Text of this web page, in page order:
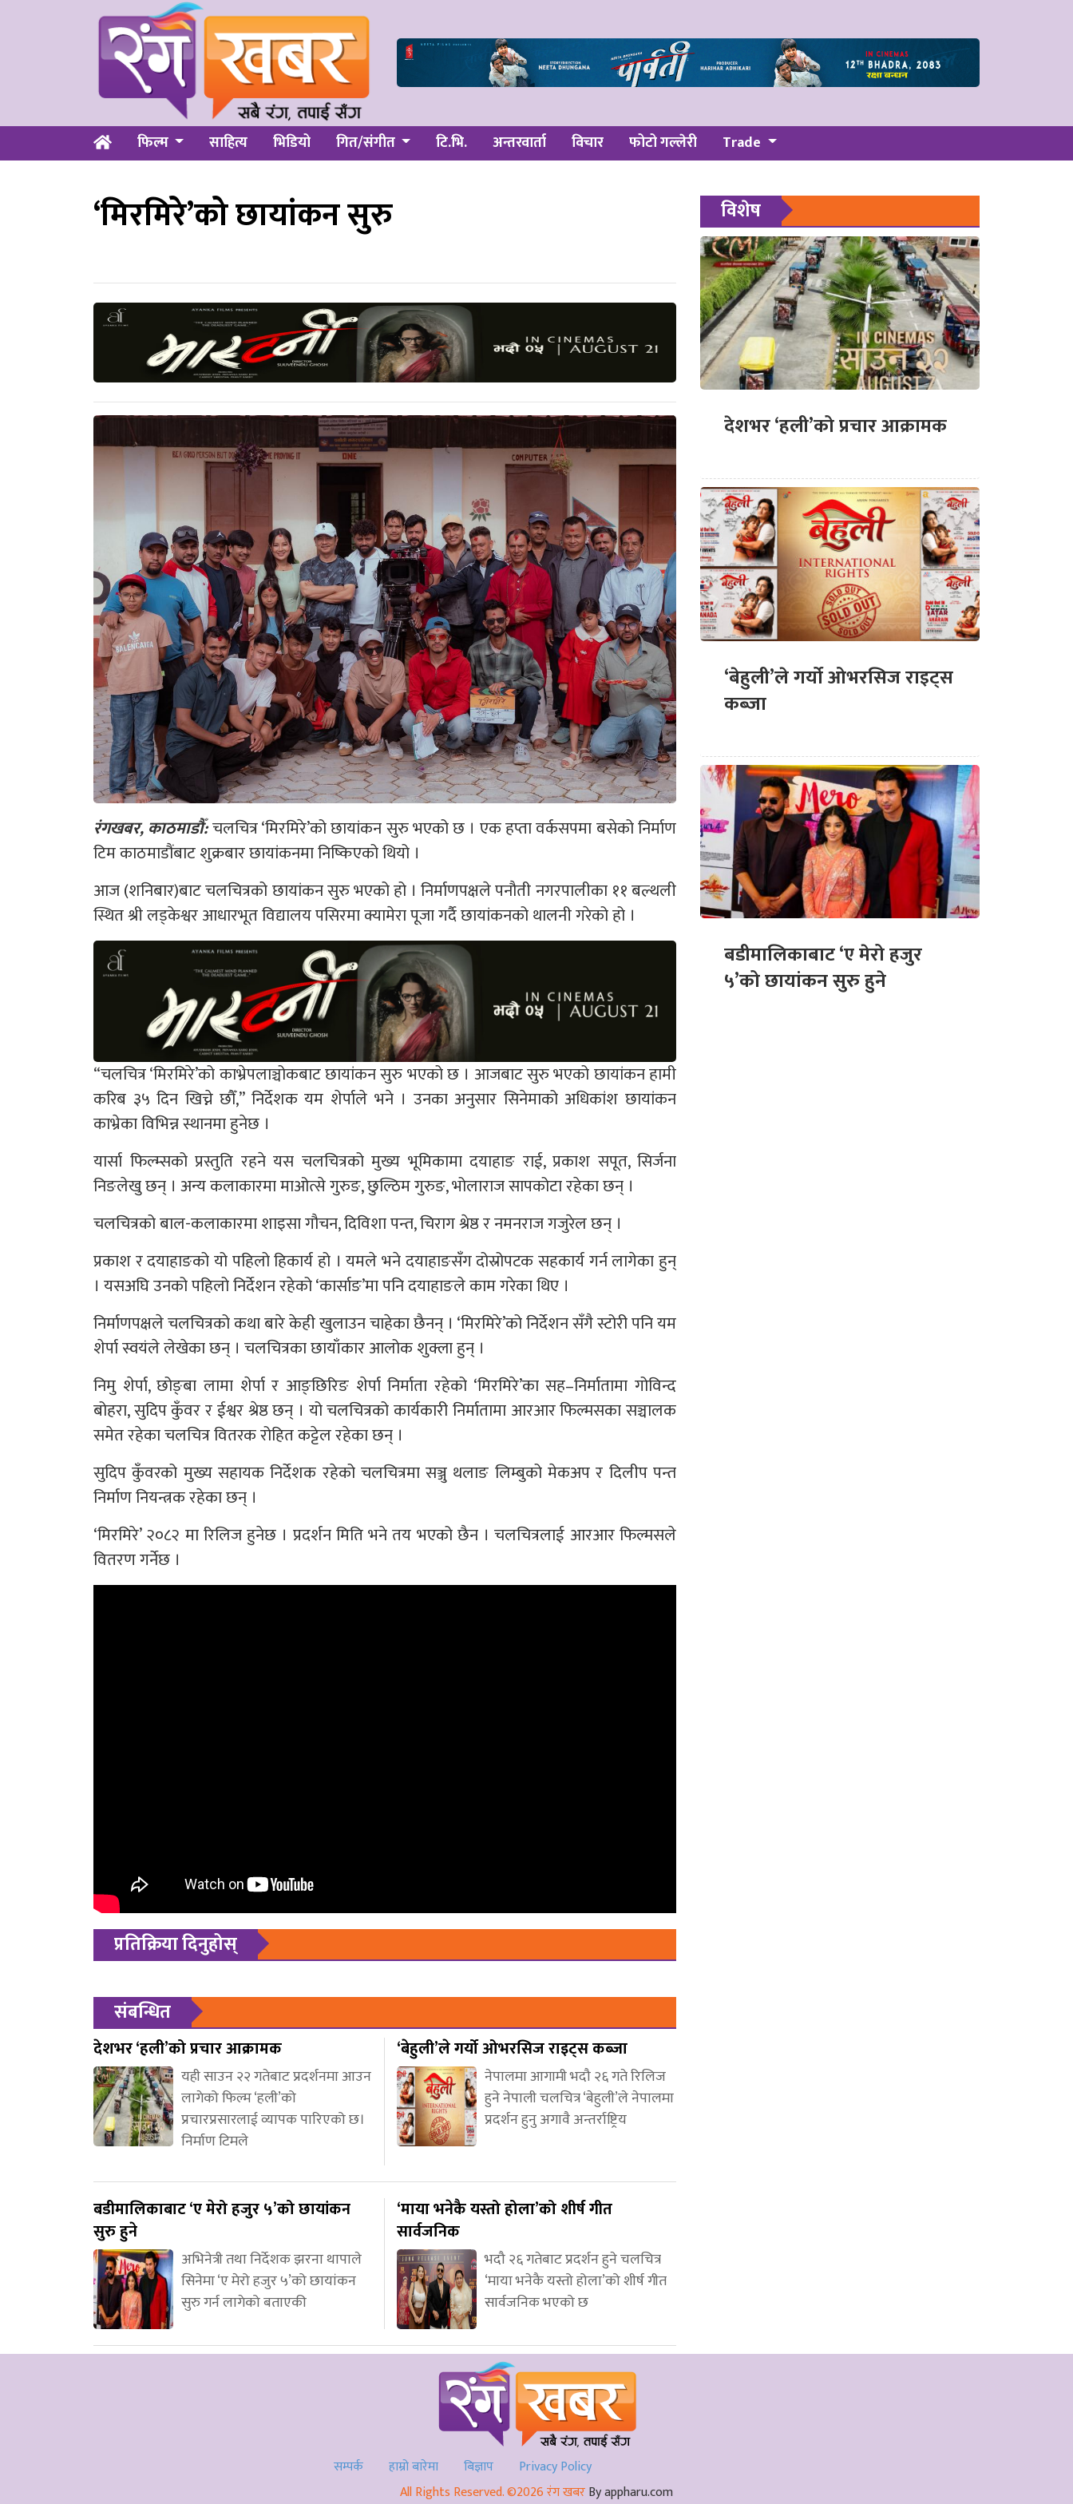
फिल्म साहित्य भिडियो गित/संगीत टि.भि. अन्तरवार्ता विचार फोटो गल्लेरी Trade
‘मिरमिरे’को छायांकन सुरु
रंगखबर, काठमाडौँ:चलचित्र ‘मिरमिरे’को छायांकन सुरु भएको छ । एक हप्ता वर्कसपमा बसेको निर्माण
टिम काठमाडौंबाट शुक्रबार छायांकनमा निष्किएको थियो ।
आज (शनिबार)बाट चलचित्रको छायांकन सुरु भएको हो । निर्माणपक्षले पनौती नगरपालीका ११ बल्थली
स्थित श्री लड्केश्वर आधारभूत विद्यालय पसिरमा क्यामेरा पूजा गर्दै छायांकनको थालनी गरेको हो ।
“चलचित्र ‘मिरमिरे’को काभ्रेपलाञ्चोकबाट छायांकन सुरु भएको छ । आजबाट सुरु भएको छायांकन हामी
करिब ३५ दिन खिच्ने छौँ,” निर्देशक यम शेर्पाले भने । उनका अनुसार सिनेमाको अधिकांश छायांकन
काभ्रेका विभिन्न स्थानमा हुनेछ ।
यार्सा फिल्म्सको प्रस्तुति रहने यस चलचित्रको मुख्य भूमिकामा दयाहाङ राई, प्रकाश सपूत, सिर्जना
निङलेखु छन् । अन्य कलाकारमा माओत्से गुरुङ, छुल्ठिम गुरुङ, भोलाराज सापकोटा रहेका छन् ।
चलचित्रको बाल-कलाकारमा शाइसा गौचन, दिविशा पन्त, चिराग श्रेष्ठ र नमनराज गजुरेल छन् ।
प्रकाश र दयाहाङको यो पहिलो हिकार्य हो । यमले भने दयाहाङसँग दोस्रोपटक सहकार्य गर्न लागेका हुन्
। यसअघि उनको पहिलो निर्देशन रहेको ‘कार्साङ’मा पनि दयाहाङले काम गरेका थिए ।
निर्माणपक्षले चलचित्रको कथा बारे केही खुलाउन चाहेका छैनन् । ‘मिरमिरे’को निर्देशन सँगै स्टोरी पनि यम
शेर्पा स्वयंले लेखेका छन् । चलचित्रका छायाँकार आलोक शुक्ला हुन् ।
निमु शेर्पा, छोङ्बा लामा शेर्पा र आङ्छिरिङ शेर्पा निर्माता रहेको ‘मिरमिरे’का सह–निर्मातामा गोविन्द
बोहरा, सुदिप कुँवर र ईश्वर श्रेष्ठ छन् । यो चलचित्रको कार्यकारी निर्मातामा आरआर फिल्मसका सञ्चालक
समेत रहेका चलचित्र वितरक रोहित कट्टेल रहेका छन् ।
सुदिप कुँवरको मुख्य सहायक निर्देशक रहेको चलचित्रमा सञ्जु थलाङ लिम्बुको मेकअप र दिलीप पन्त
निर्माण नियन्त्रक रहेका छन् ।
‘मिरमिरे’ २०८२ मा रिलिज हुनेछ । प्रदर्शन मिति भने तय भएको छैन । चलचित्रलाई आरआर फिल्मसले
वितरण गर्नेछ ।
प्रतिक्रिया दिनुहोस्
संबन्धित
देशभर ‘हली’को प्रचार आक्रामक
यही साउन २२ गतेबाट प्रदर्शनमा आउन
लागेको फिल्म ‘हली’को
प्रचारप्रसारलाई व्यापक पारिएको छ।
निर्माण टिमले
‘बेहुली’ले गर्यो ओभरसिज राइट्स कब्जा
नेपालमा आगामी भदौ २६ गते रिलिज
हुने नेपाली चलचित्र ‘बेहुली’ले नेपालमा
प्रदर्शन हुनु अगावै अन्तर्राष्ट्रिय
बडीमालिकाबाट ‘ए मेरो हजुर ५’को छायांकन
सुरु हुने
अभिनेत्री तथा निर्देशक झरना थापाले
सिनेमा ‘ए मेरो हजुर ५’को छायांकन
सुरु गर्न लागेको बताएकी
‘माया भनेकै यस्तो होला’को शीर्ष गीत
सार्वजनिक
भदौ २६ गतेबाट प्रदर्शन हुने चलचित्र
‘माया भनेकै यस्तो होला’को शीर्ष गीत
सार्वजनिक भएको छ
विशेष
देशभर ‘हली’को प्रचार आक्रामक
‘बेहुली’ले गर्यो ओभरसिज राइट्स
कब्जा
बडीमालिकाबाट ‘ए मेरो हजुर
५’को छायांकन सुरु हुने
सम्पर्क हाम्रो बारेमा बिज्ञाप
Privacy Policy
All Rights Reserved. ©2026 रंग खबरBy appharu.com